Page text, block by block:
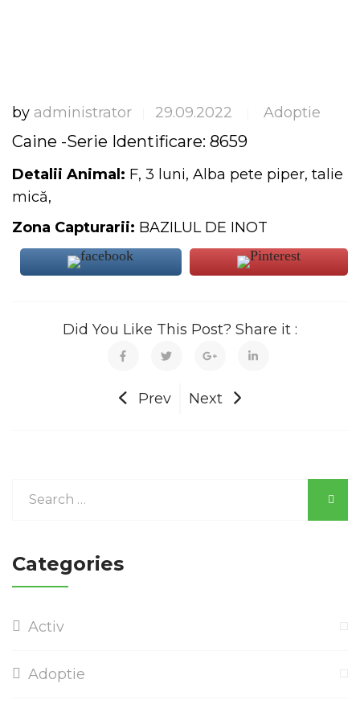
by administrator 29.09.2022 Adoptie
Caine -Serie Identificare: 8659
Detalii Animal: F, 3 luni, Alba pete piper, talie
mică,
Zona Capturarii: BAZILUL DE INOT
Did You Like This Post? Share it :
Prev Next
Categories
Activ
Adoptie